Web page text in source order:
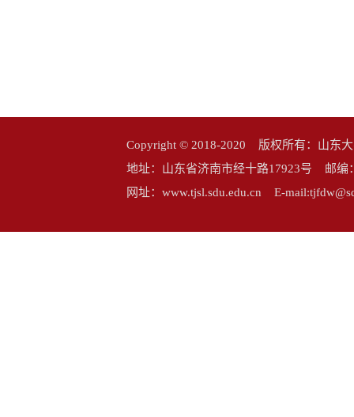
Copyright © 2018-2020 版权所有：山东
地址：山东省济南市经十路17923号 邮
网址：www.tjsl.sdu.edu.cn E-